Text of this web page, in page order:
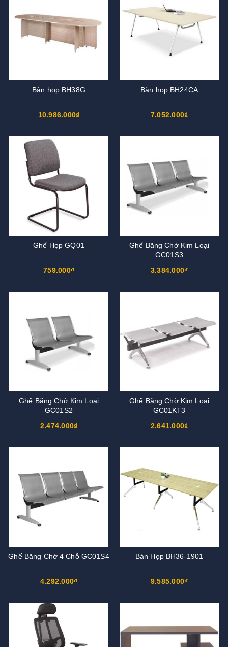
Bàn họp BH38G
10.986.000₫
Bàn họp BH24CA
7.052.000₫
Ghế Họp GQ01
759.000₫
Ghế Băng Chờ Kim Loại
GC01S3
3.384.000₫
Ghế Băng Chờ Kim Loại
GC01S2
2.474.000₫
Ghế Băng Chờ Kim Loại
GC01KT3
2.641.000₫
Ghế Băng Chờ 4 Chỗ GC01S4
4.292.000₫
Bàn Họp BH36-1901
9.585.000₫